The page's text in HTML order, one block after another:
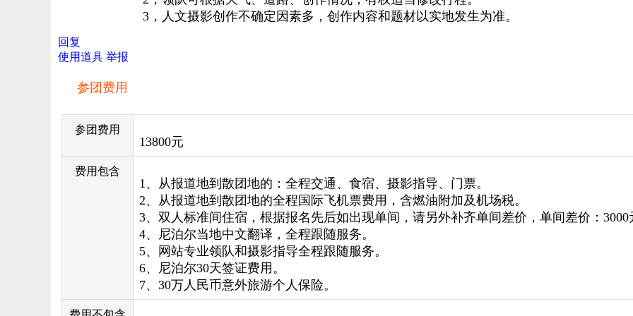
3，人文摄影创作不确定因素多，创作内容和题材以实地发生为准。
回复
使用道具 举报
参团费用
参团费用
13800元
费用包含
1、 从报道地到散团地的：全程交通、食宿、摄影指导、门票。
2、从报道地到散团地的全程国际飞机票费用，含燃油附加及机场税。
3、双人标准间住宿， 根据报名先后如出现单间，请另外补齐单间差价，单间差价：3000
4、尼泊尔当地中文翻译 ， 全程跟随服务。
5、网站专业领队和摄影指导全程跟随服务。
6、尼泊尔30天签证费用。
7、30万人民币意外旅游个人保险。